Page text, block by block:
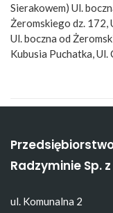
Sierakowem) Ul.
Żeromskiego dz. 172,
Ul. boczna od
Kubusia Puchatka, Ul.
Radzyminie Sp.
ul. Komunalna 2